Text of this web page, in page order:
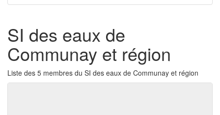
SI des eaux de
Communay et région
Liste des 5 membres du SI des eaux de Communay et région